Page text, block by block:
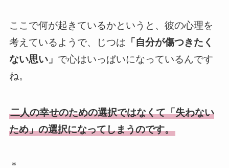
ここで何が起きているかというと、彼の心理を
考えているようで、じつは 「自分が傷つきたく
ない思い」 で心はいっぱいになっているんです
ね。
二人の幸せのための選択ではなくて「失わない
ため」の選択になってしまうのです。
＊